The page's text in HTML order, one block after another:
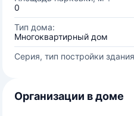
0
Тип дома:
Многоквартирный дом
Серия, тип постройки
Организации в доме